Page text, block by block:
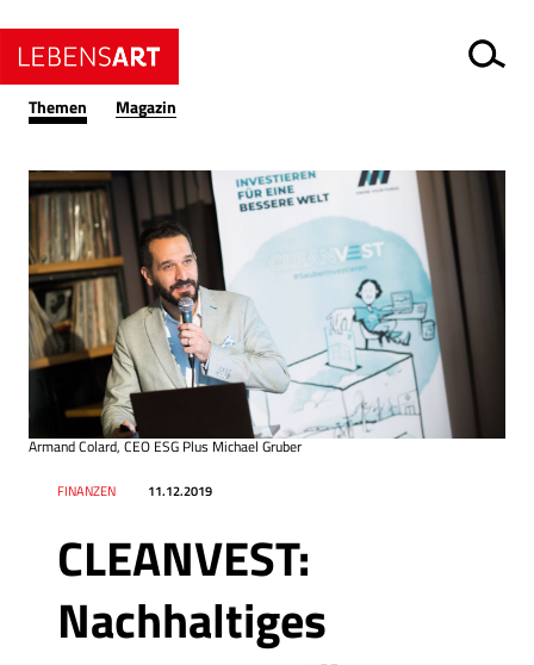
Themen Magazin
CLEANVEST:
Nachhaltiges
Datum 11.12.2019
RessortFINANZEN
Armand Colard, CEO ESG Plus Michael Gruber